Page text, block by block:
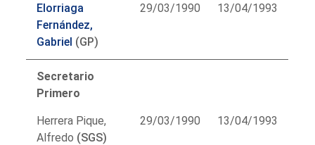
Elorriaga
Fernández,
Gabriel (GP)
29/03/1990 13/04/1993
Secretario
Primero
Herrera Pique,
Alfredo (SGS)
29/03/1990 13/04/1993